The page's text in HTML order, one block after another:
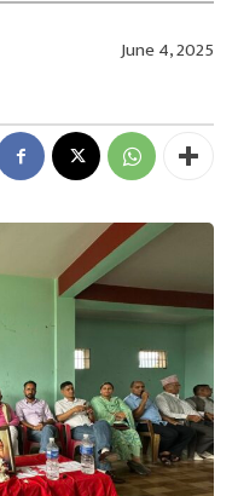
June 4, 2025